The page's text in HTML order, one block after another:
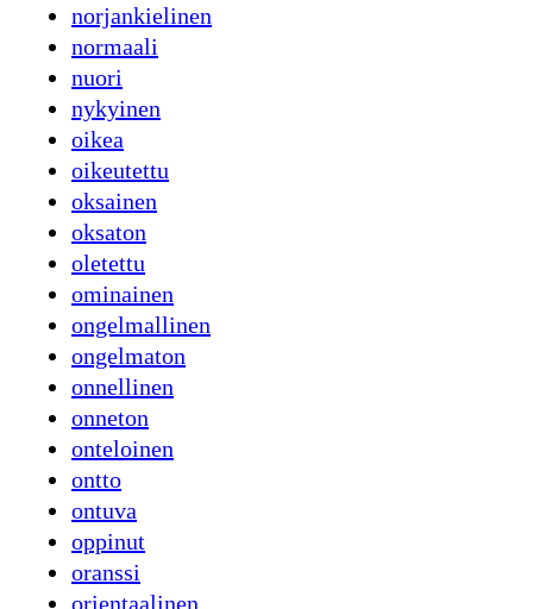
norjankielinen
normaali
nuori
nykyinen
oikea
oikeutettu
oksainen
oksaton
oletettu
ominainen
ongelmallinen
ongelmaton
onnellinen
onneton
onteloinen
ontto
ontuva
oppinut
oranssi
orientaalinen